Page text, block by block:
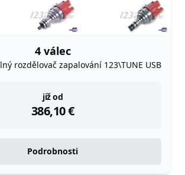
4 válec
rozdělovač zapalování 123\TUNE USB
již od
386,10€
instock
Podrobnosti